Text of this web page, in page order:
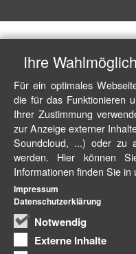
Ihre
Für ein optimales
die für das Funktionieren
Ihrer Zustimmung
zur Anzeige externer
Soundcloud, ...) oder zu
werden. Hier können
Informationen finden Sie in
Notwendig
Externe Inhalte
Impressum
Datenschutzerklärung